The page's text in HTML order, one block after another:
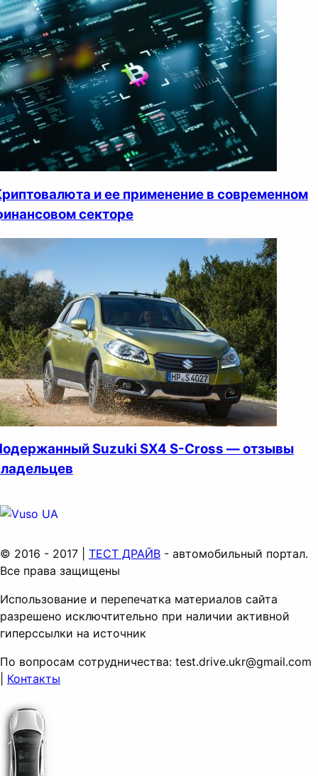
и ее применение в современном
секторе
Suzuki SX4 S-Cross — отзывы
© 2016 - 2017 | ТЕСТ ДРАЙВ - автомобильный портал.
Все права защищены
Использование и перепечатка материалов сайта
разрешено исключтительно при наличии активной
гиперссылки на источник
По вопросам сотрудничества: test.drive.ukr@gmail.com
Контакты